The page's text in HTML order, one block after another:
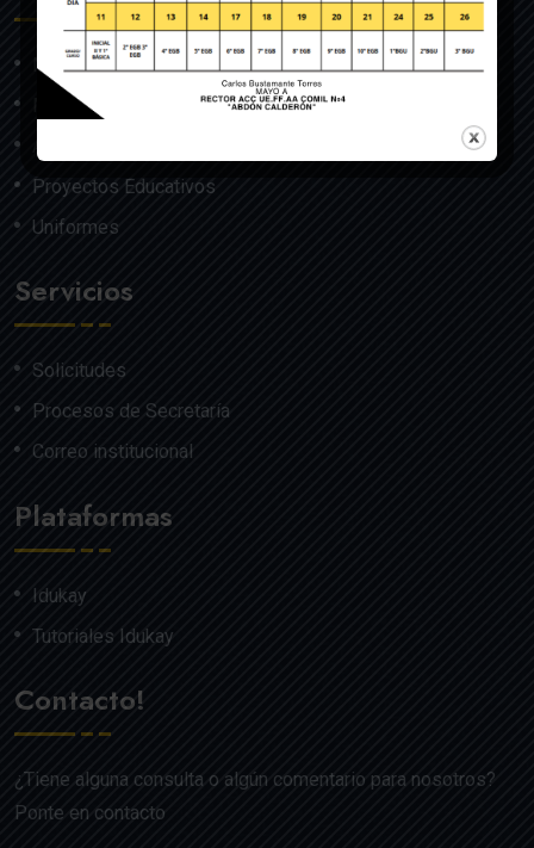
Nosotros
Misión y Visión
Proyectos Educativos
Uniformes
Servicios
Solicitudes
Procesos de Secretaría
Correo institucional
Plataformas
Idukay
Tutoriales Idukay
Contacto!
¿Tiene alguna consulta o algún comentario para nosotros?
Ponte en contacto